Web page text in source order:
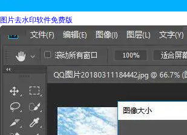
图片去水印软件免费版